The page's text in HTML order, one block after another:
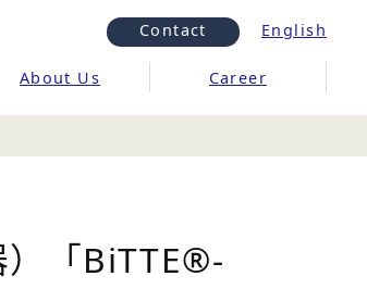
Contact English
About Us Career
）「BiTTE®-